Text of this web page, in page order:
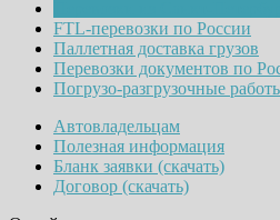
FTL-перевозки по России
Паллетная доставка грузов
Перевозки документов по
Погрузо-разгрузочные
Автовладельцам
Полезная информация
Бланк заявки (скачать)
Договор (скачать)